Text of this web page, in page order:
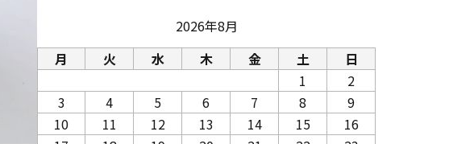
2026年8月
月
火 水 木 金 土 日
1
2
3
4 5 6 7 8
9
10
11 12 13 14 15
16